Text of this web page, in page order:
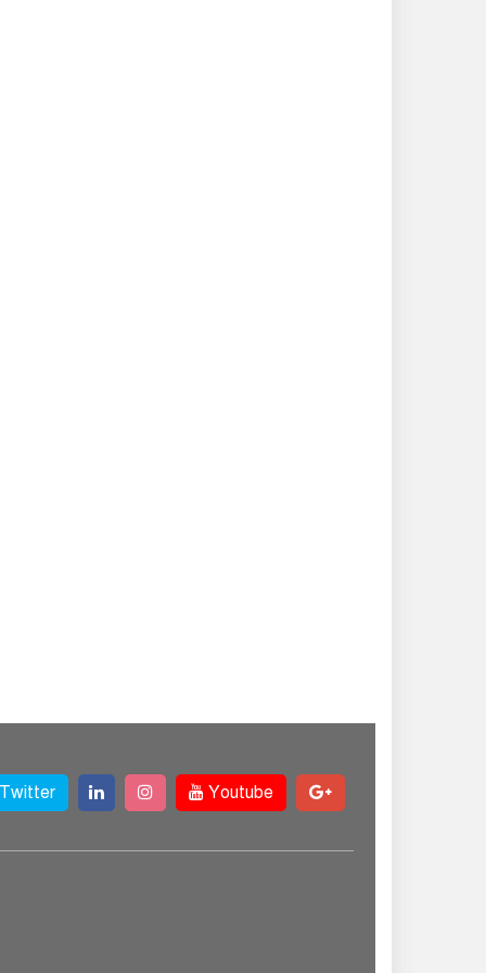
Twitter Youtube